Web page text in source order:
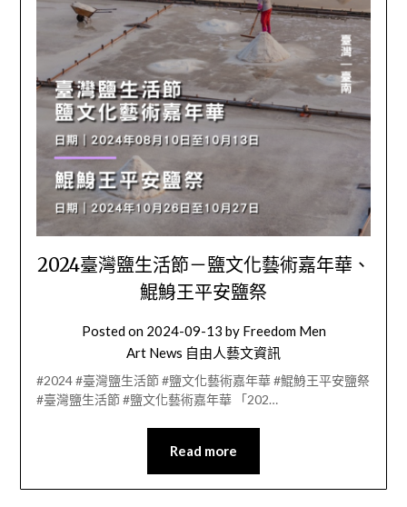
2024臺灣鹽生活節－鹽文化藝術嘉年華、
鯤鯓王平安鹽祭
Posted on 2024-09-13 by Freedom Men
Art News 自由人藝文資訊
#2024 #臺灣鹽生活節 #鹽文化藝術嘉年華 #鯤鯓王平安鹽祭
#臺灣鹽生活節 #鹽文化藝術嘉年華 「202…
Read more